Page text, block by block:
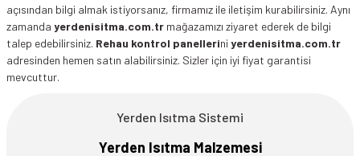
açısından bilgi almak istiyorsanız, firmamız ile iletişim kurabilirsiniz. Aynı
zamanda yerdenisitma.com.tr mağazamızı ziyaret ederek de bilgi
talep edebilirsiniz. Rehau kontrol panellerini yerdenisitma.com.tr
adresinden hemen satın alabilirsiniz. Sizler için iyi fiyat garantisi
mevcuttur.
Yerden Isıtma Sistemi
Yerden Isıtma Malzemesi